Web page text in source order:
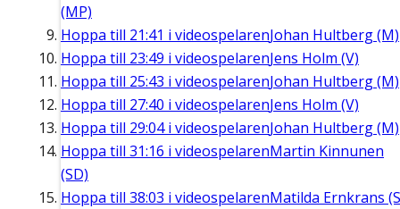
(MP)
Hoppa till 21:41 i videospelarenJohan Hultberg (M)
Hoppa till 23:49 i videospelarenJens Holm (V)
Hoppa till 25:43 i videospelarenJohan Hultberg (M)
Hoppa till 27:40 i videospelarenJens Holm (V)
Hoppa till 29:04i videospelarenJohan Hultberg (M)
Hoppa till 31:16 i videospelarenMartin Kinnunen
(SD)
Hoppa till 38:03 i videospelarenMatilda Ernkrans